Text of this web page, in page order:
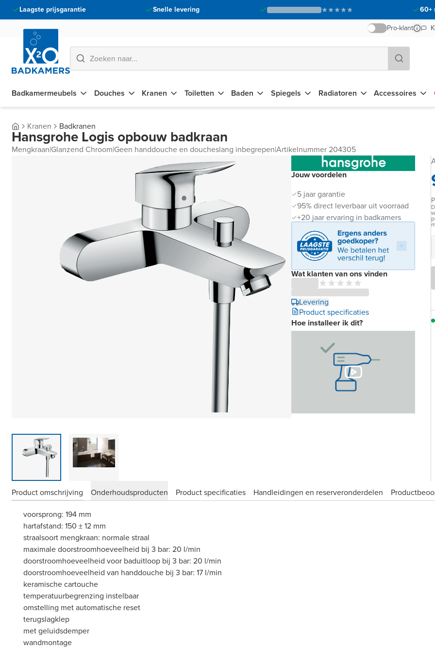
Laagste prijsgarantie Snelle levering 60+
Pro-klant
Badkamermeubels Douches Kranen Toiletten Baden Spiegels Radiatoren Accessoires
Kranen Badkranen
Hansgrohe Logis opbouw badkraan
Mengkraan|Glanzend Chroom|Geen handdouche en doucheslang inbegrepen|Artikelnummer 204305
Jouw voordelen
5 jaar garantie
95% direct leverbaar uit voorraad
+20 jaar ervaring in badkamers
Wat klanten van ons vinden
Levering
Product specificaties
Hoe installeer ik dit?
Product omschrijving Onderhoudsproducten Product specificaties Handleidingen en reserveronderdelen
voorsprong: 194 mm
hartafstand: 150 ± 12 mm
straalsoort mengkraan: normale straal
maximale doorstroomhoeveelheid bij 3 bar: 20 l/min
doorstroomhoeveelheid voor baduitloop bij 3 bar: 20 l/min
doorstroomhoeveelheid van handdouche bij 3 bar: 17 l/min
keramische cartouche
temperatuurbegrenzing instelbaar
omstelling met automatische reset
terugslagklep
met geluidsdemper
wandmontage